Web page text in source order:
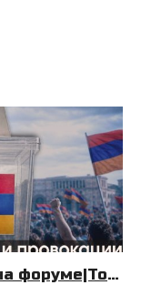
ПМЭФ по полочкам: главное на форуме|Топливный Крым| Армения: выборы и провокации|08.06.26|УДНБ